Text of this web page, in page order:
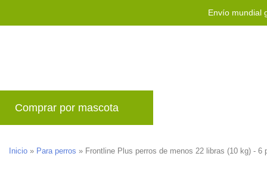
Envío mundial
Comprar por mascota
Inicio » Para perros » Frontline Plus perros de menos 22 libras (10 kg) - 6